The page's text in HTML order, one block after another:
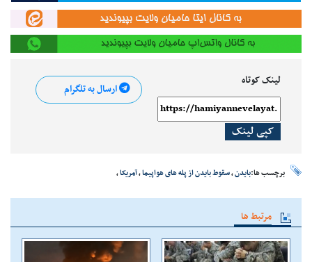
لینک کوتاه
کپی لینک
ارسال به تلگرام
برچسب ها:بایدن،سقوط بایدن از پله های هواپیما،آمریکا،
مرتبط ها